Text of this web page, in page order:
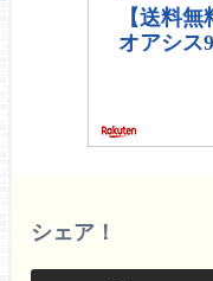
シェア！